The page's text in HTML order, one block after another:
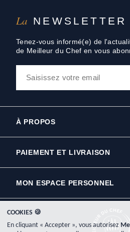
La NEWSLETTER
Tenez-vous informé(e) de
de Meilleur du Chef en vous
À PROPOS
PAIEMENT ET LIVRAISON
MON ESPACE PERSONNEL
COOKIES 🍪
En cliquant « Accepter », vous autorisez